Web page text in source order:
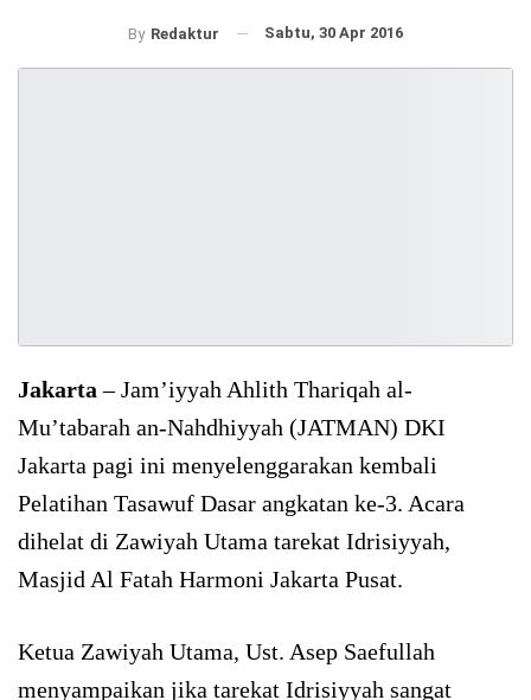
By Redaktur Sabtu, 30 Apr 2016
Jakarta – Jam’iyyah Ahlith Thariqah al-
Mu’tabarah an-Nahdhiyyah (JATMAN) DKI
Jakarta pagi ini menyelenggarakan kembali
Pelatihan Tasawuf Dasar angkatan ke-3. Acara
dihelat di Zawiyah Utama tarekat Idrisiyyah,
Masjid Al Fatah Harmoni Jakarta Pusat.
Ketua Zawiyah Utama, Ust. Asep Saefullah
menyampaikan jika tarekat Idrisiyyah sangat